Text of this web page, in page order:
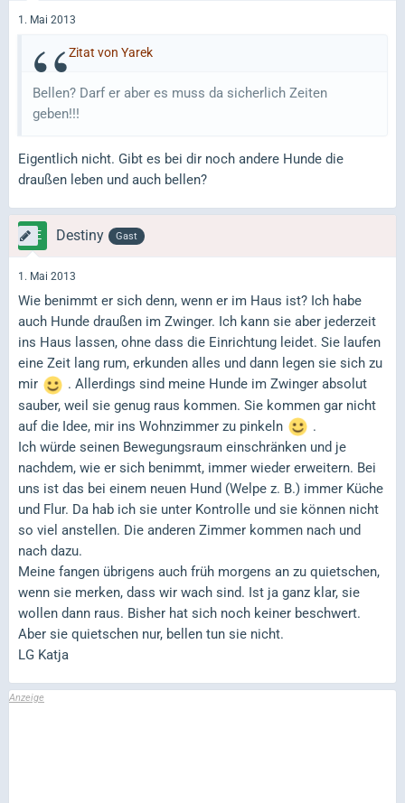
1. Mai 2013
Zitat von Yarek
Bellen? Darf er aber es muss da sicherlich Zeiten
geben!!!
Eigentlich nicht. Gibt es bei dir noch andere Hunde die
draußen leben und auch bellen?
Destiny Gast
1. Mai 2013
Wie benimmt er sich denn, wenn er im Haus ist? Ich habe
auch Hunde draußen im Zwinger. Ich kann sie aber jederzeit
ins Haus lassen, ohne dass die Einrichtung leidet. Sie laufen
eine Zeit lang rum, erkunden alles und dann legen sie sich zu
mir
. Allerdings sind meine Hunde im Zwinger absolut
sauber, weil sie genug raus kommen. Sie kommen gar nicht
auf die Idee, mir ins Wohnzimmer zu pinkeln
.
Ich würde seinen Bewegungsraum einschränken und je
nachdem, wie er sich benimmt, immer wieder erweitern. Bei
uns ist das bei einem neuen Hund (Welpe z. B.) immer Küche
und Flur. Da hab ich sie unter Kontrolle und sie können nicht
so viel anstellen. Die anderen Zimmer kommen nach und
nach dazu.
Meine fangen übrigens auch früh morgens an zu quietschen,
wenn sie merken, dass wir wach sind. Ist ja ganz klar, sie
wollen dann raus. Bisher hat sich noch keiner beschwert.
Aber sie quietschen nur, bellen tun sie nicht.
LG Katja